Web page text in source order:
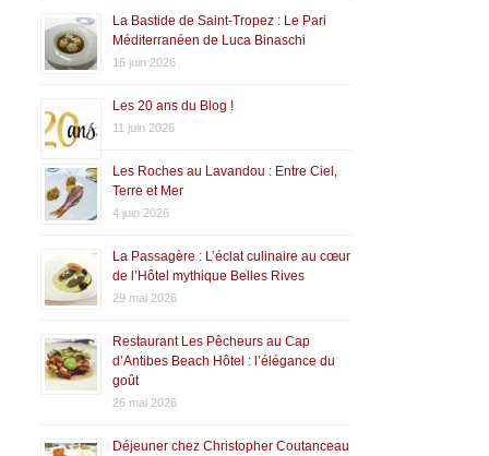
La Bastide de Saint-Tropez : Le Pari
Méditerranéen de Luca Binaschi
16 juin 2026
Les 20 ans du Blog !
11 juin 2026
Les Roches au Lavandou : Entre Ciel,
Terre et Mer
4 juin 2026
La Passagère : L’éclat culinaire au cœur
de l’Hôtel mythique Belles Rives
29 mai 2026
Restaurant Les Pêcheurs au Cap
d’Antibes Beach Hôtel : l’élégance du
goût
26 mai 2026
Déjeuner chez Christopher Coutanceau